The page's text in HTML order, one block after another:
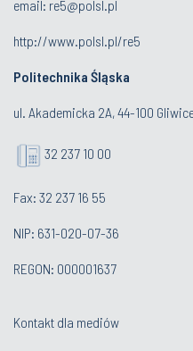
email: re5@polsl.pl
http://www.polsl.pl/re5
Politechnika Śląska
ul. Akademicka 2A, 44-100
32 237 10 00
Fax: 32 237 16 55
NIP: 631-020-07-36
REGON: 000001637
Kontakt dla mediów